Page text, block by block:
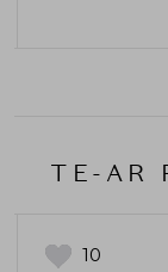
TE-AR
10